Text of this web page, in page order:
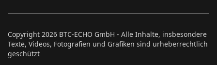
Copyright 2026 BTC-ECHO GmbH - Alle Inhalte, insbesondere
Texte, Videos, Fotografien und Grafiken sind urheberrechtlich
geschützt